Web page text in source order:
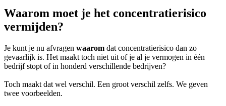
Waarom moet je het concentratierisico
vermijden?
Je kunt je nu afvragen waarom dat concentratierisico dan zo
gevaarlijk is. Het maakt toch niet uit of je al je vermogen in één
bedrijf stopt of in honderd verschillende bedrijven?
Toch maakt dat wel verschil. Een groot verschil zelfs. We geven
twee voorbeelden.